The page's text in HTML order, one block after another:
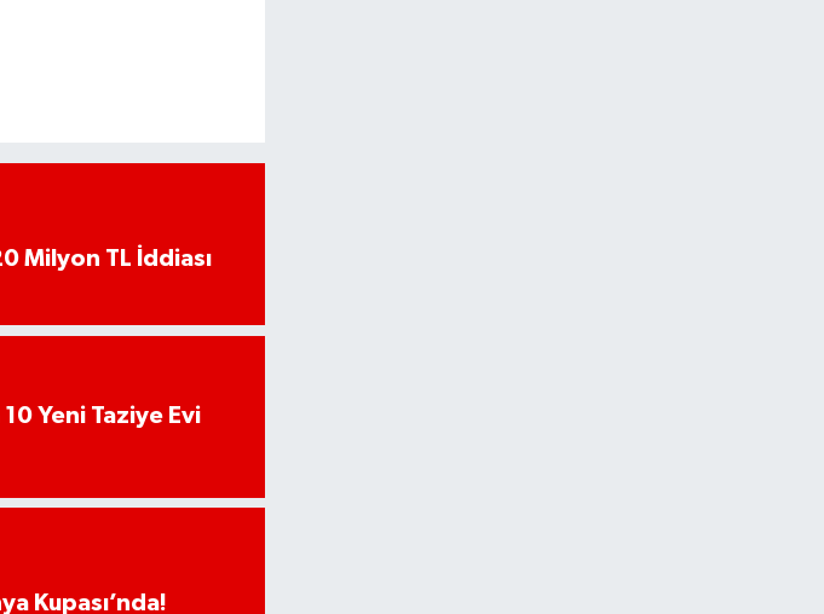
Milyon TL İddiası
Yeni Taziye Evi
Kupası’nda!